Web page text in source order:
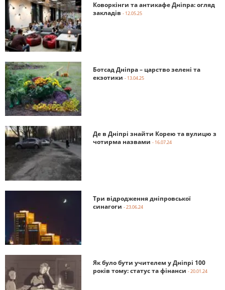
Коворкінги та антикафе Дніпра: огляд
закладів - 12.05.25
Ботсад Дніпра – царство зелені та
екзотики - 13.04.25
Де в Дніпрі знайти Корею та вулицю з
чотирма назвами - 16.07.24
Три відродження дніпровської
синагоги - 23.06.24
Як було бути учителем у Дніпрі 100
років тому: статус та фінанси - 20.01.24